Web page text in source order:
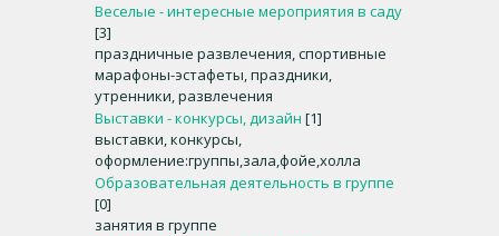
Веселые - интересные мероприятия в саду
[3]
праздничные развлечения, спортивные
марафоны-эстафеты, праздники,
утренники, развлечения
Выставки - конкурсы, дизайн [1]
выставки, конкурсы,
оформление:группы,зала,фойе,холла
Образовательная деятельность в группе
[0]
занятия в группе